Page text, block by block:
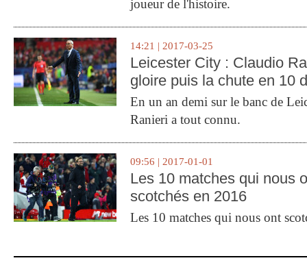
joueur de l'histoire.
14:21 | 2017-03-25
Leicester City : Claudio
gloire puis la chute en 10
En un an demi sur le banc de
Ranieri a tout connu.
09:56 | 2017-01-01
Les 10 matches qui nous
scotchés en 2016
Les 10 matches qui nous ont